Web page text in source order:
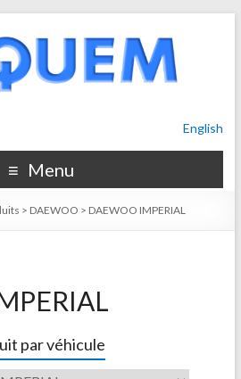
English
Menu
> DAEWOO > DAEWOO IMPERIAL
par véhicule